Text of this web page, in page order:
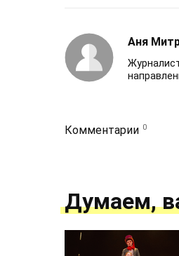
Аня
Комментарии 0
Думаем,